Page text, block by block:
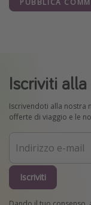
PUBBLICA
Iscriviti
Iscrivendoti alla nostra
offerte di viaggio e le
Iscriviti